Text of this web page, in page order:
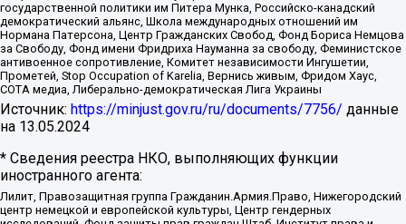
государственной политики им Питера Мунка, Российско-канадский
демократический альянс, Школа международных отношений им
Нормана Патерсона, Центр Гражданских Свобод, Фонд Бориса Немцова
за Свободу, Фонд имени Фридриха Науманна за свободу, Феминистское
антивоенное сопротивление, Комитет независимости Ингушетии,
Прометей, Stop Occupation of Karelia, Вернись живым, Фридом Хаус,
СОТА медиа, Либерально-демократическая Лига Украины
Источник: https://minjust.gov.ru/ru/documents/7756/ данные
на 13.05.2024
* Сведения реестра НКО, выполняющих функции
иностранного агента:
Лилит, Правозащитная группа Гражданин.Армия.Право, Нижегородский
центр немецкой и европейской культуры, Центр гендерных